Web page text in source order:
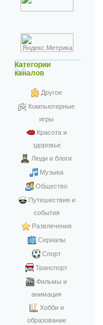
Категории
каналов
Другое
Компьютерные
игры
Красота и
здоровье
Люди и блоги
Музыка
Общество
Путешествия и
события
Развлечения
Сериалы
Спорт
Транспорт
Фильмы и
анимация
Хобби и
образование